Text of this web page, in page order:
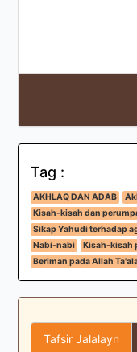
Tag :
AKHLAQ DAN ADAB
Kisah-kisah dan
Sikap Yahudi terhadap
Nabi-nabi
Kisah-kisah
Beriman pada Allah
Tafsir Jalalayn